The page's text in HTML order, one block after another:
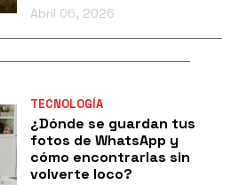
Abril 06, 2026
TECNOLOGÍA
¿Dónde se guardan tus
fotos de WhatsApp y
cómo encontrarlas sin
volverte loco?